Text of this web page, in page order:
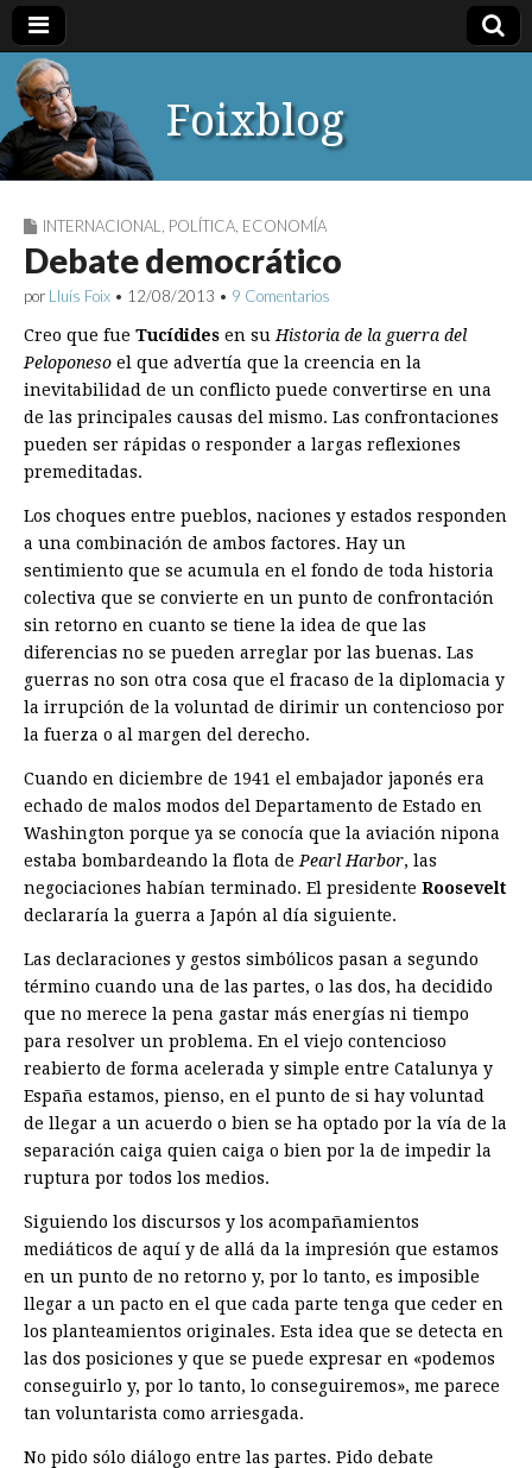
Foixblog
INTERNACIONAL POLÍTICA ECONOMÍA
Debate democrático
por Lluís Foix • 12/08/2013 • 9 Comentarios
Creo que fue Tucídides en su Historia de la guerra del
Peloponeso el que advertía que la creencia en la
inevitabilidad de un conflicto puede convertirse en una
de las principales causas del mismo. Las confrontaciones
pueden ser rápidas o responder a largas reflexiones
premeditadas.
Los choques entre pueblos, naciones y estados responden
a una combinación de ambos factores. Hay un
sentimiento que se acumula en el fondo de toda historia
colectiva que se convierte en un punto de confrontación
sin retorno en cuanto se tiene la idea de que las
diferencias no se pueden arreglar por las buenas. Las
guerras no son otra cosa que el fracaso de la diplomacia y
la irrupción de la voluntad de dirimir un contencioso por
la fuerza o al margen del derecho.
Cuando en diciembre de 1941 el embajador japonés era
echado de malos modos del Departamento de Estado en
Washington porque ya se conocía que la aviación nipona
estaba bombardeando la flota de Pearl Harbor, las
negociaciones habían terminado. El presidente Roosevelt
declararía la guerra a Japón al día siguiente.
Las declaraciones y gestos simbólicos pasan a segundo
término cuando una de las partes, o las dos, ha decidido
que no merece la pena gastar más energías ni tiempo
para resolver un problema. En el viejo contencioso
reabierto de forma acelerada y simple entre Catalunya y
España estamos, pienso, en el punto de si hay voluntad
de llegar a un acuerdo o bien se ha optado por la vía de la
separación caiga quien caiga o bien por la de impedir la
ruptura por todos los medios.
Siguiendo los discursos y los acompañamientos
mediáticos de aquí y de allá da la impresión que estamos
en un punto de no retorno y, por lo tanto, es imposible
llegar a un pacto en el que cada parte tenga que ceder en
los planteamientos originales. Esta idea que se detecta en
las dos posiciones y que se puede expresar en «podemos
conseguirlo y, por lo tanto, lo conseguiremos», me parece
tan voluntarista como arriesgada.
No pido sólo diálogo entre las partes. Pido debate